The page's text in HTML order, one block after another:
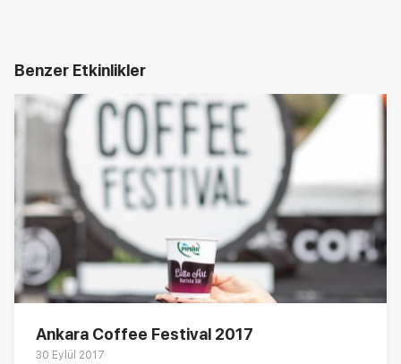
Benzer Etkinlikler
Ankara Coffee Festival 2017
30 Eylül 2017